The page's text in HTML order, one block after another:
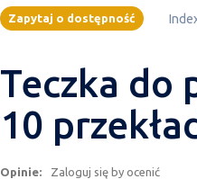
Zapytaj o dostępność
Teczka do
10
Opinie: Zaloguj się by ocenić